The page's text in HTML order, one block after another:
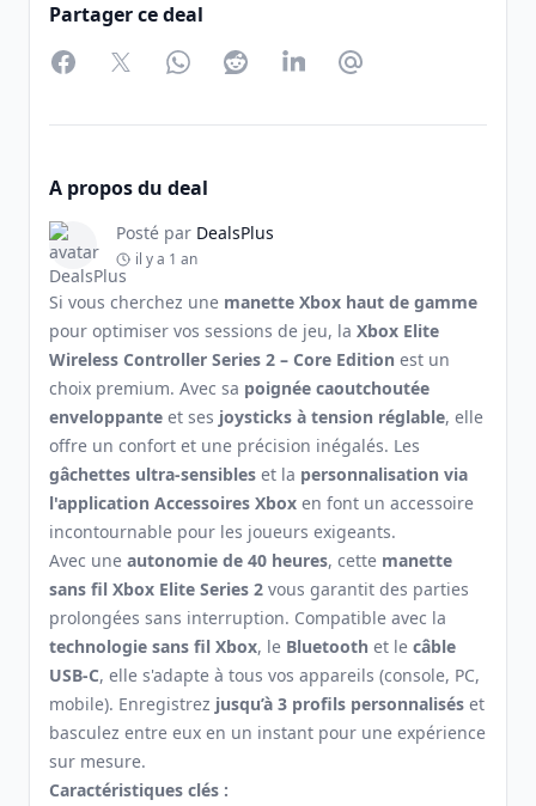
Partager ce deal
FacebookTwitterWhatsAppRedditLinkedInPartager par Email
A propos du deal
Posté par DealsPlus
il y a 1 an
Si vous cherchez une manette Xbox haut de gamme
pour optimiser vos sessions de jeu, la Xbox Elite
Wireless Controller Series 2 – Core Edition est un
choix premium. Avec sa poignée caoutchoutée
enveloppante et ses joysticks à tension réglable, elle
offre un confort et une précision inégalés. Les
gâchettes ultra-sensibles et la personnalisation via
l'application Accessoires Xbox en font un accessoire
incontournable pour les joueurs exigeants.
Avec une autonomie de 40 heures, cette manette
sans fil Xbox Elite Series 2 vous garantit des parties
prolongées sans interruption. Compatible avec la
technologie sans fil Xbox, le Bluetooth et le câble
USB-C, elle s'adapte à tous vos appareils (console, PC,
mobile). Enregistrez jusqu’à 3 profils personnalisés et
basculez entre eux en un instant pour une expérience
sur mesure.
Caractéristiques clés :